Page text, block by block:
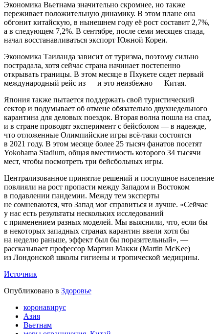
Экономика Вьетнама значительно скромнее, но также
переживает положительную динамику. В этом плане она
обгонит китайскую, в нынешнем году её рост составит 2,7%,
а в следующем 7,2%. В сентябре, после семи месяцев спада,
начал восстанавливаться экспорт Южной Кореи.
Экономика Таиланда зависит от туризма, поэтому сильно
пострадала, хотя сейчас страна начинает постепенно
открывать границы. В этом месяце в Пхукете сядет первый
международный рейс из — и это неизбежно — Китая.
Япония также пытается поддержать свой туристический
сектор и подумывает об отмене обязательно двухнедельного
карантина для деловых поездок. Вторая волна пошла на спад,
и в стране проводят эксперимент с бейсболом — в надежде,
что отложенные Олимпийские игры всё-таки состоятся
в 2021 году. В этом месяце более 25 тысяч фанатов посетят
Yokohama Stadium, общая вместимость которого 34 тысячи
мест, чтобы посмотреть три бейсбольных игры.
Централизованное принятие решений и послушное население
повлияли на рост пропасти между Западом и Востоком
в подавлении пандемии. Между тем эксперты
не сомневаются, что Запад мог справиться и лучше. «Сейчас
у нас есть результаты нескольких исследований
с применением разных моделей. Мы выяснили, что, если бы
в некоторых западных странах карантин ввели хотя бы
на неделю раньше, эффект был бы поразительный», —
рассказывает профессор Мартин Макки (Martin McKee)
из Лондонской школы гигиены и тропической медицины.
Источник
Опубликовано в Здоровье
коронавирус
Азия
Вьетнам